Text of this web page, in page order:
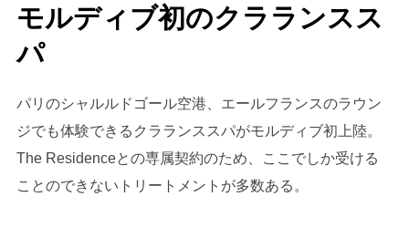
モルディブ初のクラランスス
パ
パリのシャルルドゴール空港、エールフランスのラウン
ジでも体験できるクラランススパがモルディブ初上陸。
The Residenceとの専属契約のため、ここでしか受ける
ことのできないトリートメントが多数ある。